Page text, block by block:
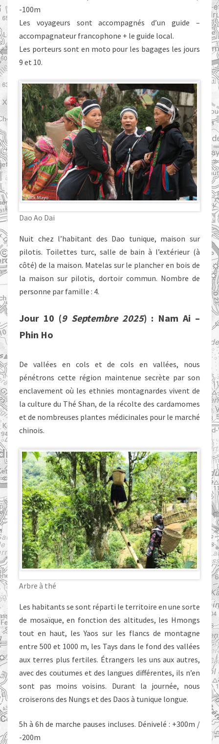
-100m
Les voyageurs sont accompagnés d’un guide –
accompagnateur francophone + le guide local.
Les porteurs sont en moto pour les bagages les jours
9 et 10.
Dao Ao Dai
Nuit chez l’habitant des Dao tunique, maison sur
pilotis. Toilettes turc, salle de bain à l’extérieur (à
côté) de la maison. Matelas sur le plancher en bois de
la maison sur pilotis, dortoir commun. Nombre de
personne par famille : 4.
Jour 10 (9 Septembre 2025) : Nam Ai –
Phin Ho
De vallées en cols et de cols en vallées, nous
pénétrons cette région maintenue secrète par son
enclavement où les ethnies montagnardes vivent de
la culture du Thé Shan, de la récolte des cardamomes
et de nombreuses plantes médicinales pour le marché
chinois.
Arbre à thé
Les habitants se sont réparti le territoire en une sorte
de mosaïque, en fonction des altitudes, les Hmongs
tout en haut, les Yaos sur les flancs de montagne
entre 500 et 1000 m, les Tays dans le fond des vallées
aux terres plus fertiles. Étrangers les uns aux autres,
avec des coutumes et des langues différentes, ils n’en
sont pas moins voisins. Durant la journée, nous
croiserons des Nungs et des Daos à tunique longue.
5h à 6h de marche pauses incluses. Dénivelé : +300m /
-200m